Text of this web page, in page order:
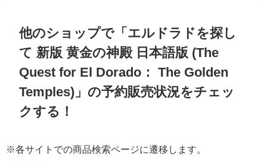
他のショップで「エルドラドを探し
て 新版 黄金の神殿 日本語版 (The
Quest for El Dorado： The Golden
Temples)」の予約販売状況をチェッ
クする！
※各サイトでの商品検索ページに遷移します。